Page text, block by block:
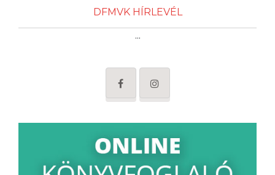
DFMVK HÍRLEVÉL
...